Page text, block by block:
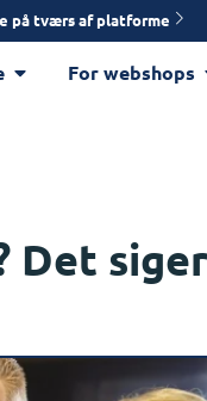
på tværs af platforme
For webshops